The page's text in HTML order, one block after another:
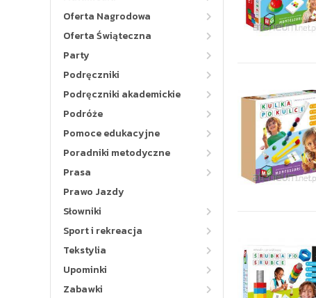
Oferta Nagrodowa
Oferta Świąteczna
Party
Podręczniki
Podręczniki akademickie
Podróże
Pomoce edukacyjne
Poradniki metodyczne
Prasa
Prawo Jazdy
Słowniki
Sport i rekreacja
Tekstylia
Upominki
Zabawki